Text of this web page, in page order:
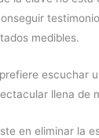
medibles.
escuchar
llena de
en eliminar la